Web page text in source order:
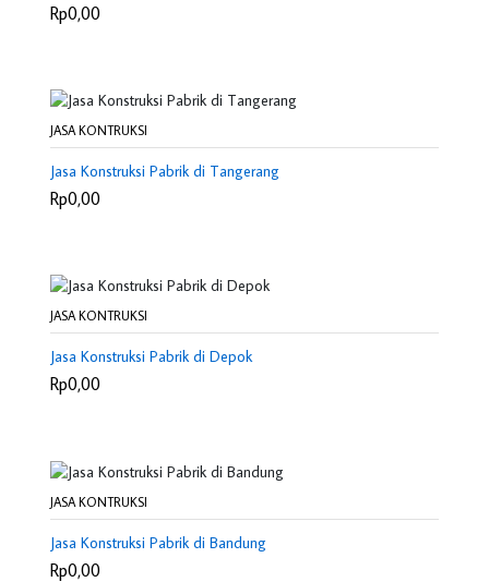
Rp0,00
JASA KONTRUKSI
Jasa Konstruksi Pabrik di Tangerang
Rp0,00
JASA KONTRUKSI
Jasa Konstruksi Pabrik di Depok
Rp0,00
JASA KONTRUKSI
Jasa Konstruksi Pabrik di Bandung
Rp0,00